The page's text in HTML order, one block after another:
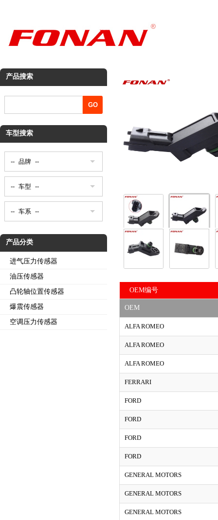
产品搜索
车型搜索
产品分类
进气压力传感器
油压传感器
凸轮轴位置传感器
爆震传感器
空调压力传感器
OEM编号
OEM
ALFA ROMEO
ALFA ROMEO
ALFA ROMEO
FERRARI
FORD
FORD
FORD
FORD
GENERAL MOTORS
GENERAL MOTORS
GENERAL MOTORS